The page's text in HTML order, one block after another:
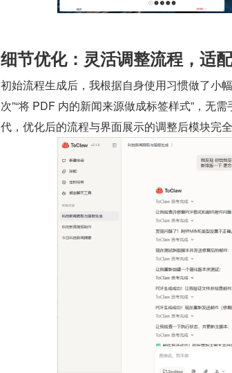
细节优化：灵活调整流程，适
初始流程生成后，我根据自身使用习惯做了小
次”“将 PDF 内的新闻来源做成标签样式”，无
代，优化后的流程与界面展示的调整后模块完